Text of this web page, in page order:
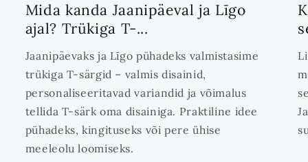
Mida kanda Jaanipäeval ja Līgo
ajal? Trükiga T-...
Jaanipäevaks ja Līgo pühadeks valmistasime
trükiga T-särgid – valmis disainid,
personaliseeritavad variandid ja võimalus
tellida T-särk oma disainiga. Praktiline idee
pühadeks, kingituseks või pere ühise
meeleolu loomiseks.